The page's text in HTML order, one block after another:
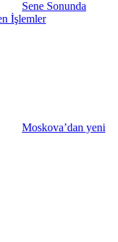
Sene Sonunda
İşlemler
Moskova’dan yeni